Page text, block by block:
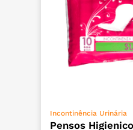
Incontinência Urinária
Pensos